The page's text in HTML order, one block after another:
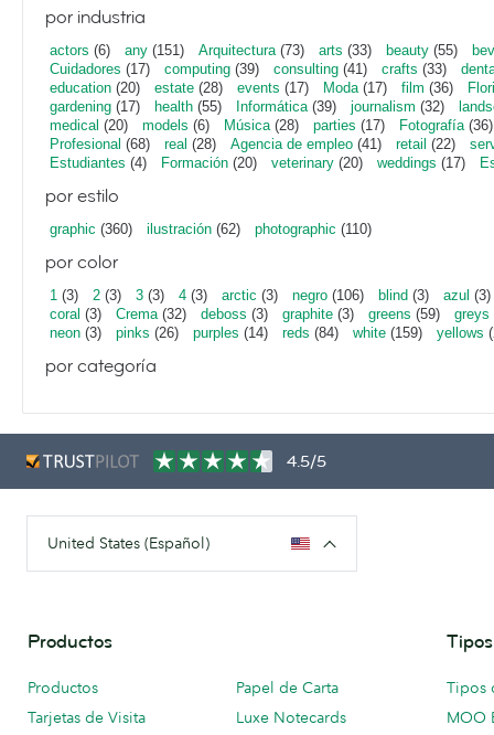
por industria
actors (6) any (151) Arquitectura(73) arts (33) beauty (55)
Cuidadores (17) computing (39) consulting (41) crafts (33)
education (20) estate (28) events (17) Moda(17) film (36)
gardening (17) health (55) Informática(39) journalism (32)
medical (20) models (6) Música(28) parties (17) Fotografía(36)
Profesional (68) real (28) Agencia de empleo (41) retail (22)
Estudiantes (4) Formación (20) veterinary (20) weddings (17)
por estilo
graphic (360) ilustración (62) photographic (110)
por color
1 (3) 2 (3) 3 (3) 4 (3) arctic (3) negro (106) blind (3) azul (3)
coral (3) Crema(32) deboss (3) graphite (3) greens (59) greys
neon (3) pinks (26) purples (14) reds (84) white (159) yellows
por categoría
4.5/5
United States (Español)
Productos
Productos
Tarjetas de Visita
Papel de Carta
Luxe Notecards
Tipos
MOO